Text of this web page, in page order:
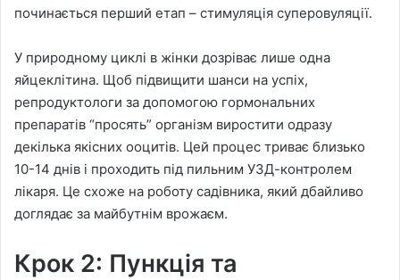
починається перший етап – стимуляція суперовуляції.
У природному циклі в жінки дозріває лише одна
яйцеклітина. Щоб підвищити шанси на успіх,
репродуктологи за допомогою гормональних
препаратів “просять” організм виростити одразу
декілька якісних ооцитів. Цей процес триває близько
10-14 днів і проходить під пильним УЗД-контролем
лікаря. Це схоже на роботу садівника, який дбайливо
доглядає за майбутнім врожаєм.
Крок 2: Пункція та